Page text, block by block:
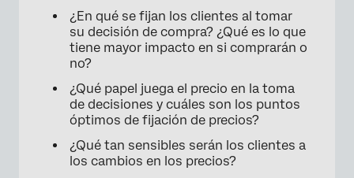
¿En qué se fijan los clientes al tomar
su decisión de compra? ¿Qué es lo que
tiene mayor impacto en si comprarán o
no?
¿Qué papel juega el precio en la toma
de decisiones y cuáles son los puntos
óptimos de fijación de precios?
¿Qué tan sensibles serán los clientes a
los cambios en los precios?